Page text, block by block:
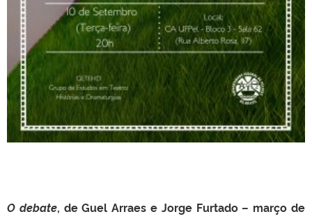
O debate, de Guel Arraes e Jorge Furtado – março de